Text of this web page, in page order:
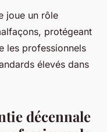
joue un rôle
protégeant
les professionnels
élevés dans
décennale